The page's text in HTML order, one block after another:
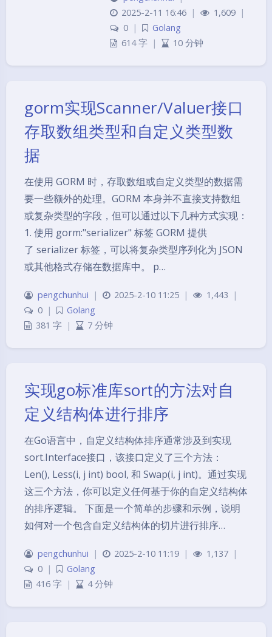
2025-2-11 16:46 | 1,609 |
0 |
Golang
614 字 | 10 分钟
gorm实现Scanner/Valuer接口
存取数组类型和自定义类型数
据
在使用 GORM 时，存取数组或自定义类型的数据需
要一些额外的处理。GORM 本身并不直接支持数组
或复杂类型的字段，但可以通过以下几种方式实现：
1. 使用 gorm:"serializer" 标签 GORM 提供
了 serializer 标签，可以将复杂类型序列化为 JSON
或其他格式存储在数据库中。 p…
pengchunhui | 2025-2-10 11:25 | 1,443
|
0 |
Golang
381 字 | 7 分钟
实现go标准库sort的方法对自
定义结构体进行排序
在Go语言中，自定义结构体排序通常涉及到实现
sort.Interface接口，该接口定义了三个方法：
Len(), Less(i, j int) bool, 和 Swap(i, j int)。通过实现
这三个方法，你可以定义任何基于你的自定义结构体
的排序逻辑。 下面是一个简单的步骤和示例，说明
如何对一个包含自定义结构体的切片进行排序…
pengchunhui | 2025-2-10 11:19 | 1,137 |
0 |
Golang
416 字 | 4 分钟